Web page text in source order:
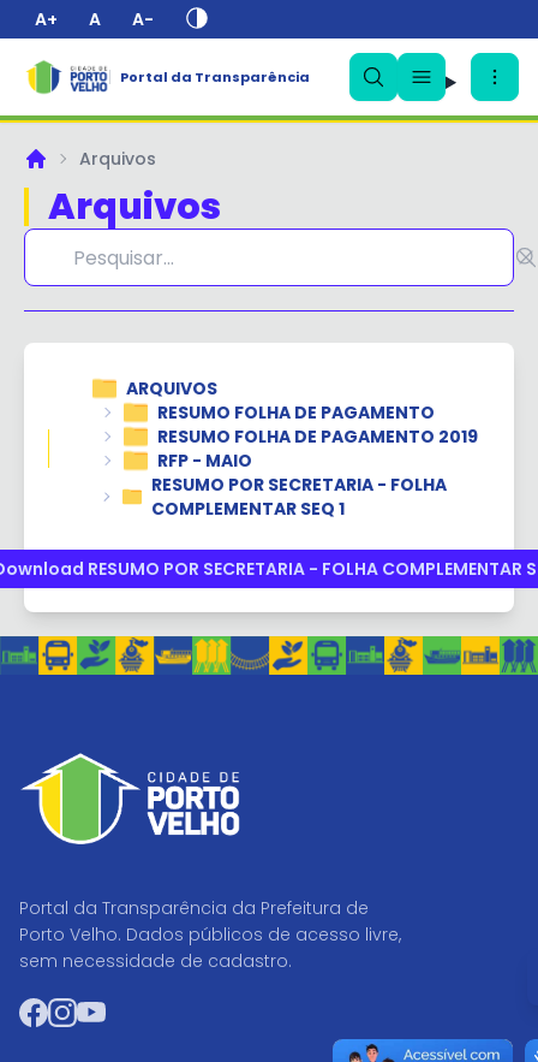
A+ A A-
Portal da Transparência
PrincipalArquivos
Arquivos
ARQUIVOS
RESUMO FOLHA DE PAGAMENTO
RESUMO FOLHA DE PAGAMENTO 2019
RFP - MAIO
RESUMO POR SECRETARIA - FOLHA
COMPLEMENTAR SEQ 1
RESUMO POR SECRETARIA - FOLHA COMPLEMENTAR
Portal da Transparência da Prefeitura de
Porto Velho. Dados públicos de acesso livre,
sem necessidade de cadastro.
Facebook
Instagram
YouTube
✕